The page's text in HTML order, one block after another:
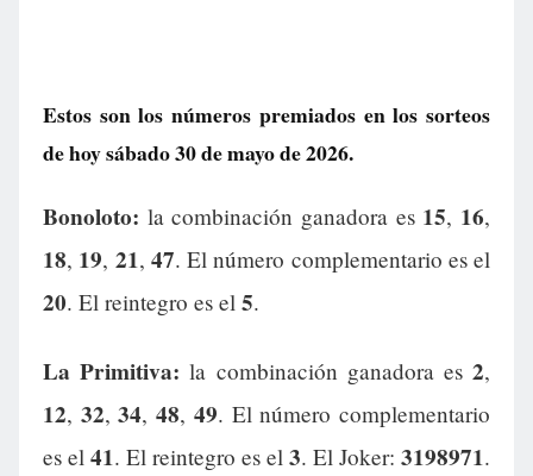
Estos son los números premiados en los sorteos
de hoy sábado 30 de mayo de 2026.
Bonoloto: la combinación ganadora es 15, 16,
18, 19, 21, 47. El número complementario es el
20. El reintegro es el 5.
La Primitiva: la combinación ganadora es2,
12, 32,34,48, 49. El número complementario
es el 41. El reintegro es el 3. El Joker: 3198971.